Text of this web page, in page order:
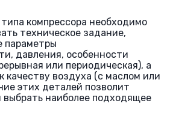
компрессора необходимо
техническое задание,
параметры
давления, особенности
или периодическая), а
качеству воздуха (с маслом или
этих деталей позволит
наиболее подходящее